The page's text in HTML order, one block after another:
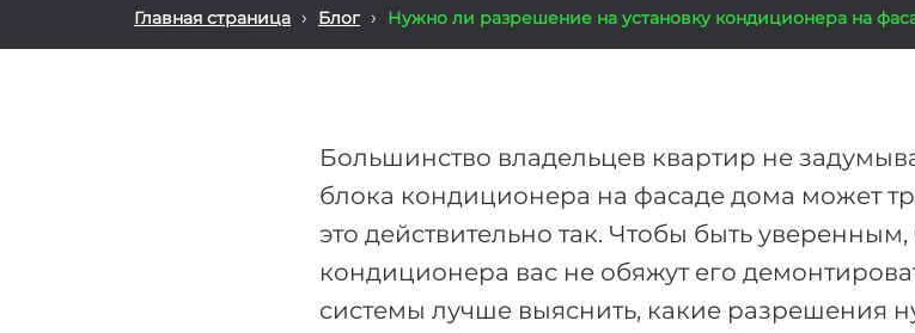
Главная страница › Блог › Нужно ли разрешение на установку кондиционера на
Большинство владельцев квартир не
блока кондиционера на фасаде дома может
это действительно так. Чтобы быть уверенным,
кондиционера вас не обяжут его
системы лучше выяснить, какие разрешения